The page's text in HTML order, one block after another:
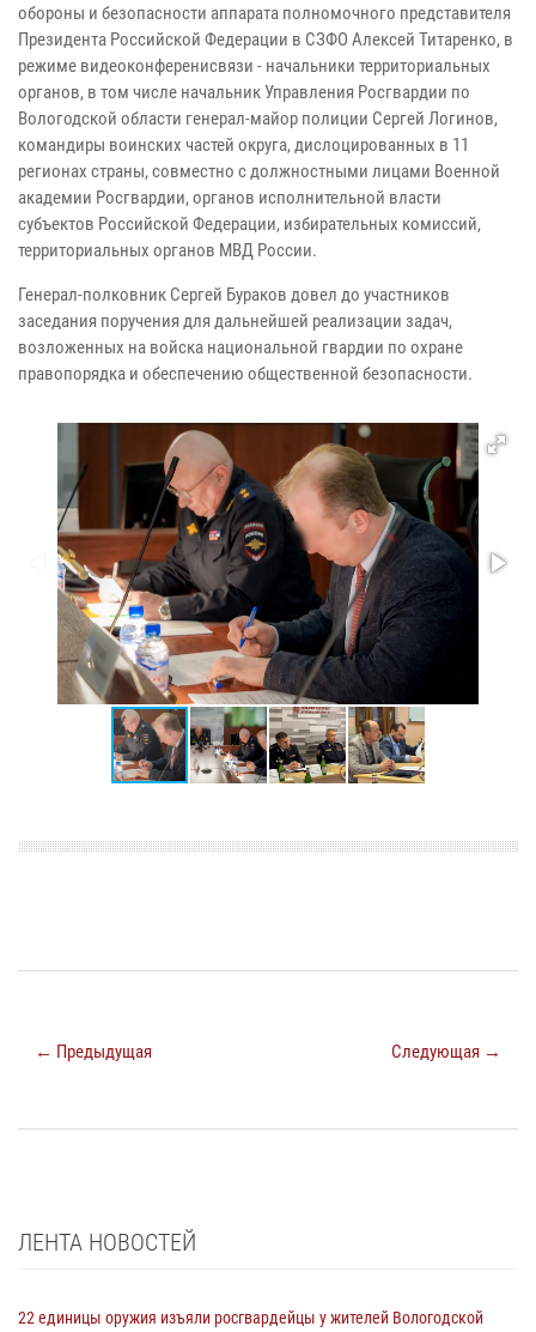
обороны и безопасности аппарата полномочного представителя
Президента Российской Федерации в СЗФО Алексей Титаренко, в
режиме видеоконференисвязи - начальники территориальных
органов, в том числе начальник Управления Росгвардии по
Вологодской области генерал-майор полиции Сергей Логинов,
командиры воинских частей округа, дислоцированных в 11
регионах страны, совместно с должностными лицами Военной
академии Росгвардии, органов исполнительной власти
субъектов Российской Федерации, избирательных комиссий,
территориальных органов МВД России.
Генерал-полковник Сергей Бураков довел до участников
заседания поручения для дальнейшей реализации задач,
возложенных на войска национальной гвардии по охране
правопорядка и обеспечению общественной безопасности.
← Предыдущая Следующая →
ЛЕНТА НОВОСТЕЙ
22 единицы оружия изъяли росгвардейцы у жителей Вологодской